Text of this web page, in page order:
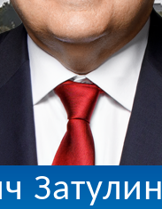
Затулин